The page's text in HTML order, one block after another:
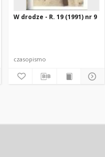
W drodze - R. 19 (1991) nr 9
czasopismo